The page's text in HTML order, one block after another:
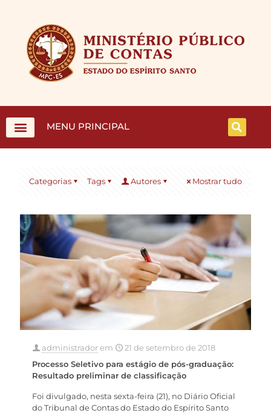
MENU PRINCIPAL
Categorias Tags Autores Mostrar tudo
administradorem
21 de setembro de 2018
Processo Seletivo para estágio de pós-graduação:
Resultado preliminar de classificação
Foi divulgado, nesta sexta-feira (21), no Diário Oficial
do Tribunal de Contas do Estado do Espírito Santo